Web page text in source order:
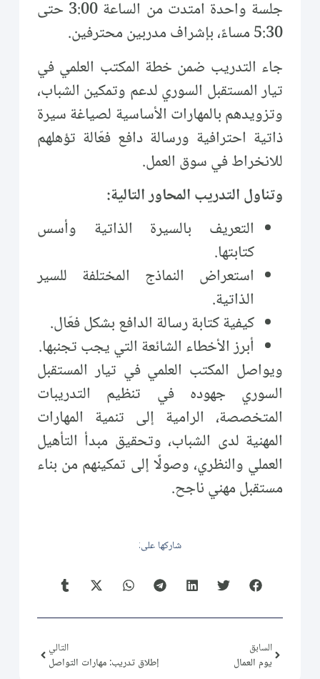
جلسة واحدة امتدت من الساعة 3:00 حتى
5:30 مساءً، بإشراف مدربين محترفين.
جاء التدريب ضمن خطة المكتب العلمي في
تيار المستقبل السوري لدعم وتمكين الشباب،
وتزويدهم بالمهارات الأساسية لصياغة سيرة
ذاتية احترافية ورسالة دافع فعّالة تؤهلهم
للانخراط في سوق العمل.
وتناول التدريب المحاور التالية:
التعريف بالسيرة الذاتية وأسس
كتابتها.
استعراض النماذج المختلفة للسير
الذاتية.
كيفية كتابة رسالة الدافع بشكل فعّال.
أبرز الأخطاء الشائعة التي يجب تجنبها.
ويواصل المكتب العلمي في تيار المستقبل
السوري جهوده في تنظيم التدريبات
المتخصصة، الرامية إلى تنمية المهارات
المهنية لدى الشباب، وتحقيق مبدأ التأهيل
العملي والنظري، وصولًا إلى تمكينهم من بناء
مستقبل مهني ناجح.
شاركها على:
السابق
يوم العمال
التالي
إطلاق تدريب: مهارات التواصل